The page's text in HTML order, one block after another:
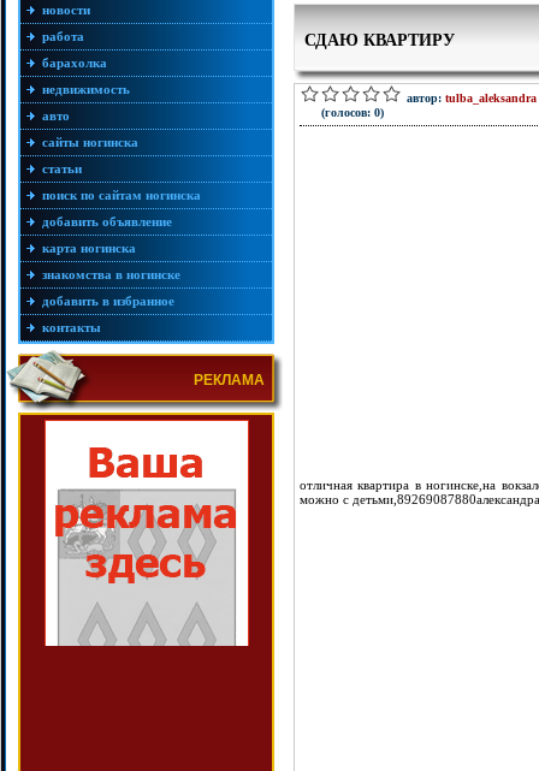
новости
работа
барахолка
недвижимость
авто
сайты ногинска
статьи
поиск по сайтам ногинска
добавить объявление
карта ногинска
знакомства в ногинске
добавить в избранное
контакты
РЕКЛАМА
СДАЮ КВАРТИРУ
(голосов: 0)
автор: tulba_aleksandra
отличная квартира в ногинске,на
можно с